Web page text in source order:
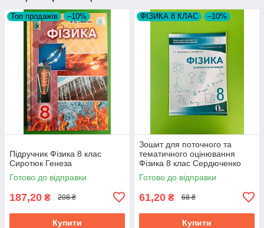
Топ продажів –10%
Підручник Фізика 8 клас
Сиротюк Генеза
Готово до відправки
187,20 ₴ 208 ₴
Купити
ФІЗИКА 8 КЛАС –10%
Зошит для поточного та
тематичного оцінювання
Фізика 8 клас Сердюченко
Освіта
Готово до відправки
61,20 ₴ 68 ₴
Купити